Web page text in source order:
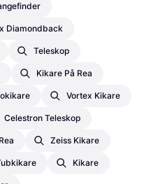
Diamondback
Teleskop
Kikare På Rea
Vortex Kikare
Celestron Teleskop
Zeiss Kikare
Kikare